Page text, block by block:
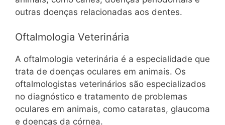
outras doenças relacionadas aos dentes.
Oftalmologia Veterinária
A oftalmologia veterinária é a especialidade que
trata de doenças oculares em animais. Os
oftalmologistas veterinários são especializados
no diagnóstico e tratamento de problemas
oculares em animais, como cataratas, glaucoma
e doenças da córnea.